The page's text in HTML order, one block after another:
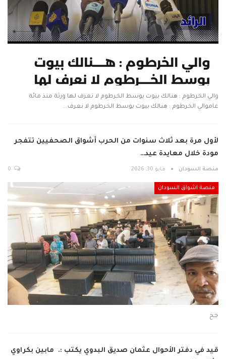
والي الخرطوم : هنالك بيوت بوسط الخرطوم لا نعرف لها ورثة منذ مائة
عاموالي الخرطوم : هنالك بيوت بوسط الخرطوم لا نعرف…
لأول مرة بعد ثلاث سنوات من الحرب أشواق الصحفيين تتفجر
مودة خلال معايدة عيد…
منصة السودان مايو 30, 2026
منصة اشواق السودان
جح
قيد في دفتر الأحوال عثمان صديق البدوي يكتب :. مابين بكراوي